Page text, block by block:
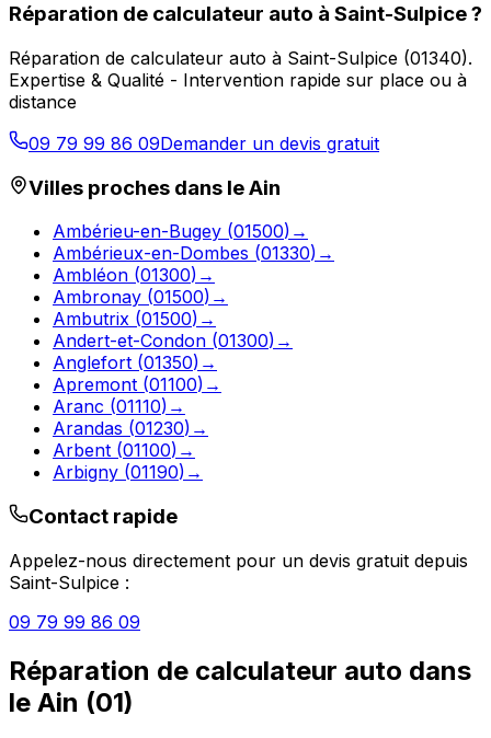
Réparation de calculateur auto à Saint-Sulpice?
Réparation de calculateur auto à Saint-Sulpice (01340).
Expertise & Qualité - Intervention rapide sur place ou à
distance
09 79 99 86 09Demander un devis gratuit
Villes proches dans leAin
Ambérieu-en-Bugey (01500) →
Ambérieux-en-Dombes (01330) →
Ambléon (01300) →
Ambronay (01500) →
Ambutrix (01500) →
Andert-et-Condon (01300) →
Anglefort (01350) →
Apremont (01100) →
Aranc (01110) →
Arandas (01230) →
Arbent (01100) →
Arbigny (01190) →
Contact rapide
Appelez-nous directement pour un devis gratuit depuis
Saint-Sulpice :
09 79 99 86 09
Réparation de calculateur auto dans
le Ain (01)